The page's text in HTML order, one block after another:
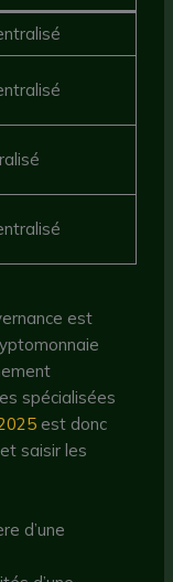
est
spécialisées
est donc
saisir les
d’une